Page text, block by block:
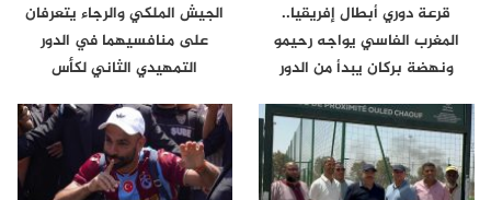
قرعة دوري أبطال إفريقيا..
المغرب الفاسي يواجه رحيمو
ونهضة بركان يبدأ من الدور
الجيش الملكي والرجاء يتعرفان
على منافسيهما في الدور
التمهيدي الثاني لكأس